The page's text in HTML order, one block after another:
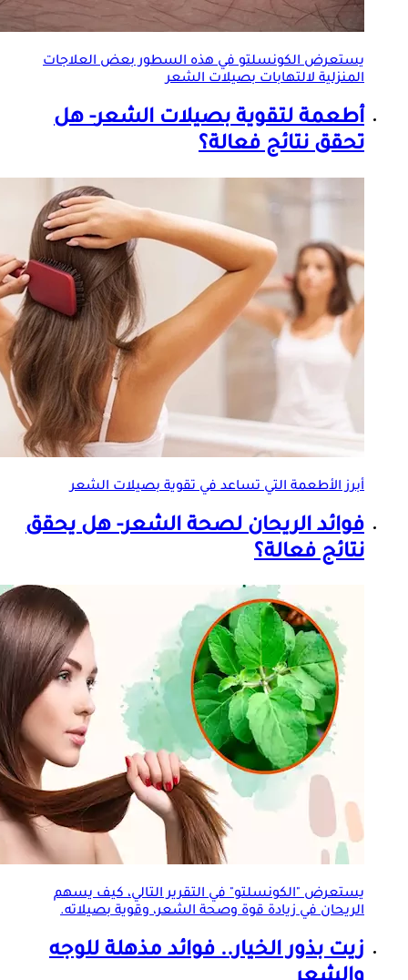
يستعرض الكونسلتو في هذه السطور بعض العلاجات
المنزلية لالتهاباتبصيلات الشعر
أطعمة لتقويةبصيلات الشعر- هل
تحقق نتائج فعالة؟
أبرز الأطعمة التي تساعد في تقويةبصيلات الشعر
فوائد الريحان لصحة الشعر- هل يحقق
نتائج فعالة؟
يستعرض "الكونسلتو" في التقرير التالي، كيف يسهم
الريحان في زيادة قوة وصحة الشعر، وقوية بصيلاته.
زيت بذور الخيار.. فوائد مذهلة للوجه